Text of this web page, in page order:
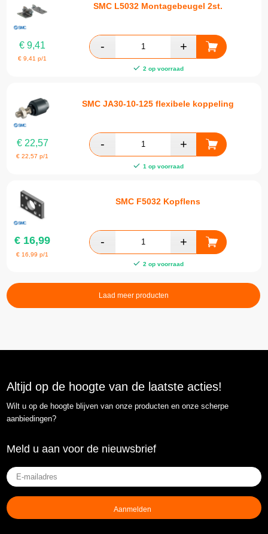
SMC L5032 Montagebeugel 2st.
€ 9,41
€9,41 p/1
2 op voorraad
SMC JA30-10-125 flexibele koppeling
€22,57
€22,57 p/1
1 op voorraad
SMC F5032 Kopflens
€ 16,99
€ 16,99 p/1
2 op voorraad
Laad meer producten
Altijd op de hoogte van de laatste acties!
Wilt u op de hoogte blijven van onze producten en onze scherpe
aanbiedingen?
Meld u aan voor de nieuwsbrief
E-
mailadres
(Vereist)